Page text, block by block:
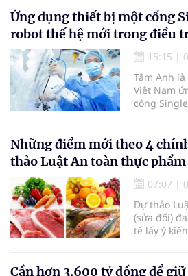
đồng cảm,
thuốc với
Ứng dụng thiết bị một cổng
robot thế hệ mới trong điều
15:15 |
Tâm Anh
Việt Nam
cổng
Những điểm mới theo 4
thảo Luật An toàn thực
07:07 |
Dự thảo
(sửa đổi)
tế lấy ý
cường hậu
Cần hơn 3.600 tỷ đồng để